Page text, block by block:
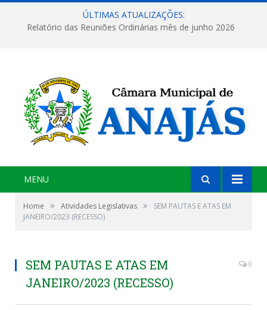
ÚLTIMAS ATUALIZAÇÕES:
Relatório das Reuniões Ordinárias mês de junho 2026
MENU
Home » Atividades Legislativas »
SEM PAUTAS E ATAS EM
JANEIRO/2023 (RECESSO)
SEM PAUTAS E ATAS EM
JANEIRO/2023 (RECESSO)
0